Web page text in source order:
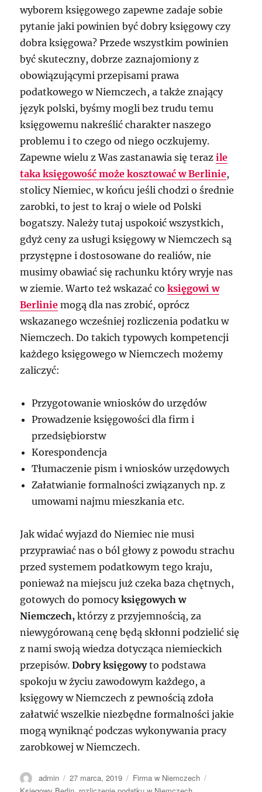
wyborem księgowego zapewne zadaje sobie
pytanie jaki powinien być dobry księgowy czy
dobra księgowa? Przede wszystkim powinien
być skuteczny, dobrze zaznajomiony z
obowiązującymi przepisami prawa
podatkowego w Niemczech, a także znający
język polski, byśmy mogli bez trudu temu
księgowemu nakreślić charakter naszego
problemu i to czego od niego oczkujemy.
Zapewne wielu z Was zastanawia się terazile
taka księgowość może kosztować w Berlinie,
stolicy Niemiec, w końcu jeśli chodzi o średnie
zarobki, to jest to kraj o wiele od Polski
bogatszy. Należy tutaj uspokoić wszystkich,
gdyż ceny za usługi księgowy w Niemczech są
przystępne i dostosowane do realiów, nie
musimy obawiać się rachunku który wryje nas
w ziemie. Warto też wskazać coksięgowi w
Berlinie mogą dla nas zrobić, oprócz
wskazanego wcześniej rozliczenia podatku w
Niemczech. Do takich typowych kompetencji
każdego księgowego w Niemczech możemy
zaliczyć:
Przygotowanie wniosków do urzędów
Prowadzenie księgowości dla firm i
przedsiębiorstw
Korespondencja
Tłumaczenie pism i wniosków urzędowych
Załatwianie formalności związanych np. z
umowami najmu mieszkania etc.
Jak widać wyjazd do Niemiec nie musi
przyprawiać nas o ból głowy z powodu strachu
przed systemem podatkowym tego kraju,
ponieważ na miejscu już czeka baza chętnych,
gotowych do pomocyksięgowych w
Niemczech, którzy z przyjemnością, za
niewygórowaną cenę będą skłonni podzielić się
z nami swoją wiedza dotycząca niemieckich
przepisów.Dobry księgowyto podstawa
spokoju w życiu zawodowym każdego, a
księgowy w Niemczech z pewnością zdoła
załatwić wszelkie niezbędne formalności jakie
mogą wyniknąć podczas wykonywania pracy
zarobkowej w Niemczech.
Autor
admin
Data
publikacji
27 marca, 2019 Kategorie
Firma w Niemczech